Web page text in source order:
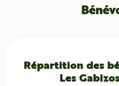
Répartition des
Les